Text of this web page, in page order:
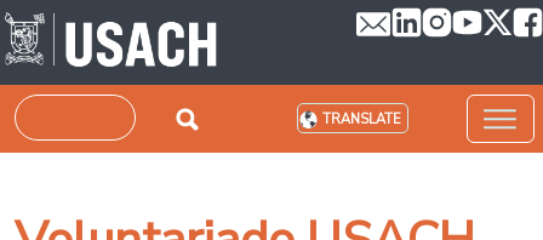
Skip to main content
Search TRANSLATE